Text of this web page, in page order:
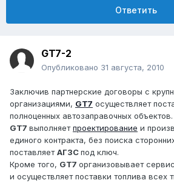
Ответить
GT7-2
Опубликовано 31 августа, 2010
Заключив партнерские договоры с
организациями, GT7 осуществляет
полноценных автозаправочных объектов.
GT7 выполняетпроектирование и
единого контракта, без поиска
поставляетАГЗСпод ключ.
Кроме того, GT7 организовывает
и осуществляет поставки топлива всех